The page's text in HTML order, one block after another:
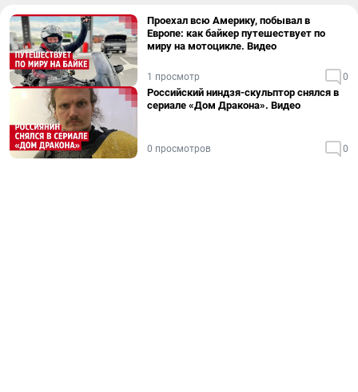
Проехал всю Америку, побывал в
Европе: как байкер путешествует по
миру на мотоцикле. Видео
1 просмотр 0
Российский ниндзя-скульптор снялся в
сериале «Дом Дракона». Видео
0 просмотров 0